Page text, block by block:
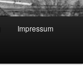
Impressum